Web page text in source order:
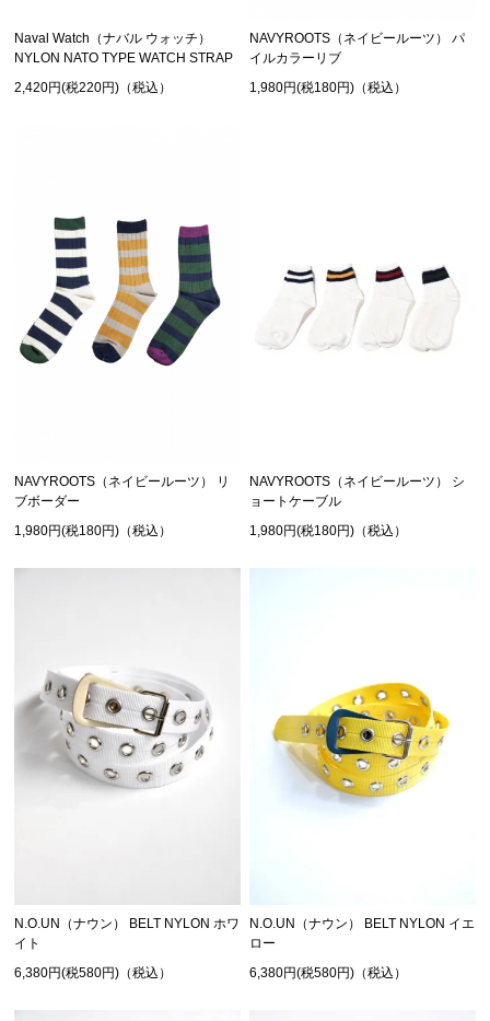
Naval Watch（ナバル ウォッチ）
NYLON NATO TYPE WATCH STRAP
2,420円(税220円)（税込）
NAVYROOTS（ネイビールーツ） パ
イルカラーリブ
1,980円(税180円)（税込）
NAVYROOTS（ネイビールーツ） リ
ブボーダー
1,980円(税180円)（税込）
NAVYROOTS（ネイビールーツ） シ
ョートケーブル
1,980円(税180円)（税込）
N.O.UN（ナウン） BELT NYLON ホワ
イト
6,380円(税580円)（税込）
N.O.UN（ナウン） BELT NYLON イエ
ロー
6,380円(税580円)（税込）